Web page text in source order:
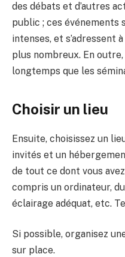
des débats et d’autres
public ; ces événements
intenses, et s’adressent
plus nombreux. En
longtemps que les
Choisir un lieu
Ensuite, choisissez un
invités et un
de tout ce dont vous
compris un ordinateur,
éclairage adéquat, etc.
Si possible, organisez
sur place.